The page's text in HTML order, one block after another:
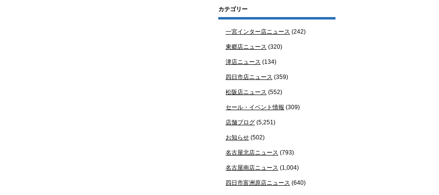
カテゴリー
一宮インター店ニュース (242)
東郷店ニュース (320)
津店ニュース (134)
四日市店ニュース (359)
松阪店ニュース (552)
セール・イベント情報 (309)
店舗ブログ (5,251)
お知らせ (502)
名古屋北店ニュース (793)
名古屋南店ニュース (1,004)
四日市富洲原店ニュース (640)